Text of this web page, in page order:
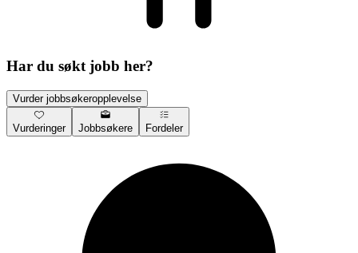
Har du søkt jobb her?
Vurder jobbsøkeropplevelse
Vurderinger Jobbsøkere Fordeler